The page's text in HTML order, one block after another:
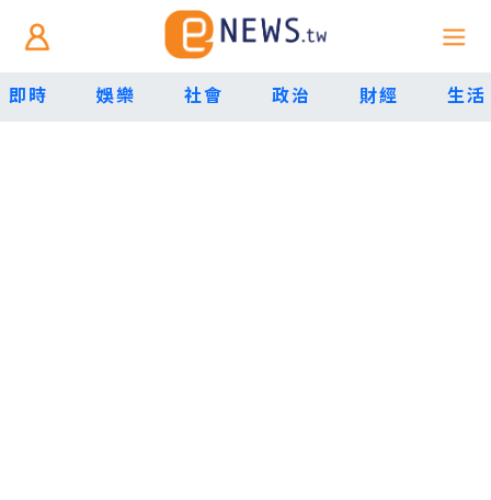
即時 娛樂 社會 政治 財經 生活